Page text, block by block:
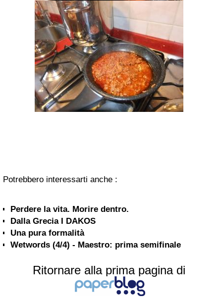
Potrebbero interessarti anche :
Perdere la vita. Morire dentro.
Dalla Grecia I DAKOS
Una pura formalità
Wetwords (4/4) - Maestro: prima semifinale
Ritornare alla prima pagina di